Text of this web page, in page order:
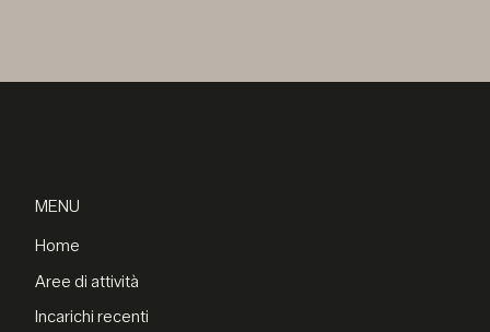
MENU
Home
Aree di attività
Incarichi recenti